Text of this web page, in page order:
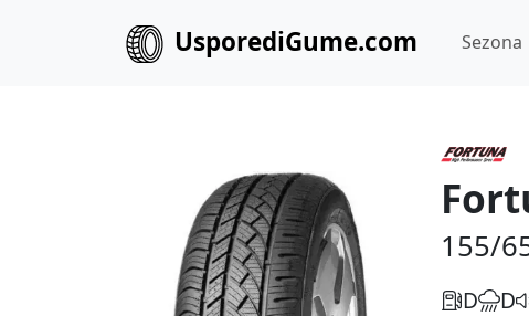
UsporediGume.com Sezona
155/
D D